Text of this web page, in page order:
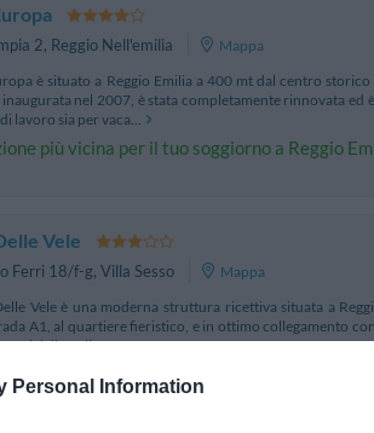
Personal Information
2, Reggio Nell'emilia
Mappa
è situato a Reggio Emilia a 400 mt dal centro
nel 2007, è stata completamente rinnovata ed
lavoro sia per vaca...
più vicina per il tuo soggiorno a Reggio
Vele
Ferri 18/f-g, Villa Sesso
Mappa
Vele è una moderna struttura ricettiva situata a
A1, al quartiere fieristico, e in ottimo collegamento
di qualit...